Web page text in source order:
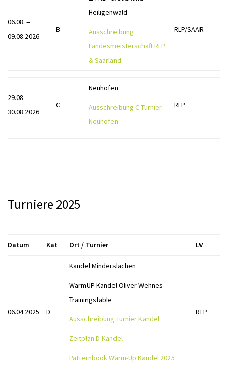
06.08. –
09.08.2026
B
Heiligenwald
Ausschreibung
Landesmeisterschaft RLP
& Saarland
RLP/SAAR
29.08. –
30.08.2026
C
Neuhofen
Ausschreibung C-Turnier
Neuhofen
RLP
Turniere 2025
Datum Kat Ort / Turnier LV
06.04.2025 D
Kandel Minderslachen
WarmUP Kandel Oliver Wehnes
Trainingstable
Ausschreibung Turnier Kandel
Zeitplan D-Kandel
Patternbook Warm-Up Kandel 2025
RLP